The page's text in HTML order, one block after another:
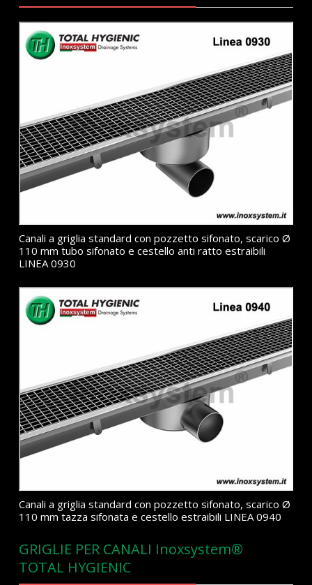
Canali a griglia standard con pozzetto sifonato, scarico Ø
110 mm tubo sifonato e cestello anti ratto estraibili
LINEA 0930
Canali a griglia standard con pozzetto sifonato, scarico Ø
110 mm tazza sifonata e cestello estraibili LINEA 0940
GRIGLIE PER CANALI Inoxsystem®
TOTAL HYGIENIC